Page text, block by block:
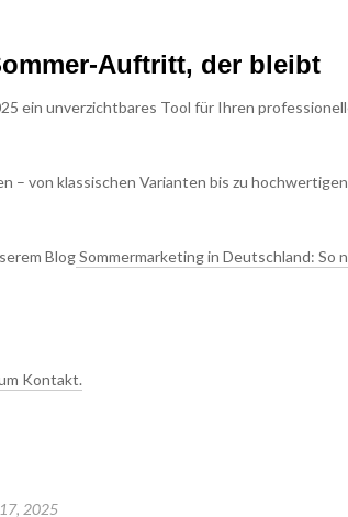
Auftritt, der bleibt
ein unverzichtbares Tool für Ihren
– von klassischen Varianten bis zu hochwertigen
BlogSommermarketing in Deutschland: So
Kontakt.
2025